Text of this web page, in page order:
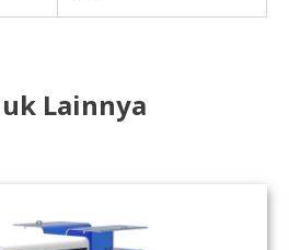
Lainnya